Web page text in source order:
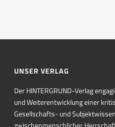
UNSER VERLAG
Der HINTERGRUND-Verlag
und Weiterentwicklung einer
Gesellschafts- und